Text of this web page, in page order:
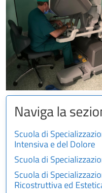
Naviga la
Scuola di
Intensiva e del Dolore
Scuola di
Scuola di
Ricostruttiva ed